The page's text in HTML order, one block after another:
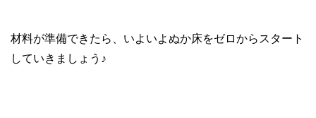
材料が準備できたら、いよいよぬか床をゼロからスタート
していきましょう♪